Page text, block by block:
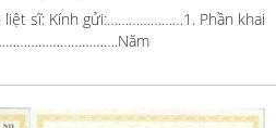
liệt sĩ: Kính gửi:…………………1. Phần khai